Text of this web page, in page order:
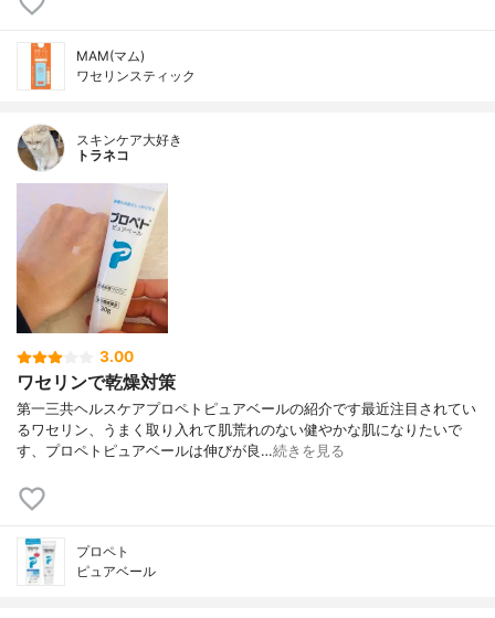
MAM(マム)
ワセリンスティック
スキンケア大好き
トラネコ
3.00
ワセリンで乾燥対策
第一三共ヘルスケアプロペトピュアベールの紹介です最近注目されてい
るワセリン、うまく取り入れて肌荒れのない健やかな肌になりたいで
す、プロペトピュアベールは伸びが良…続きを見る
プロペト
ピュアベール